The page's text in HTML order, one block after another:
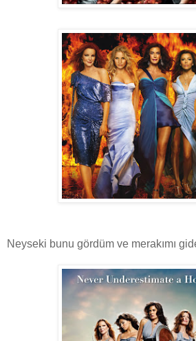
Neyseki bunu gördüm ve merakımı